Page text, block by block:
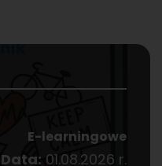
E-learningowe
Data: 01.08.2026 r.